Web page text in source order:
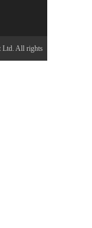
Ltd. All rights